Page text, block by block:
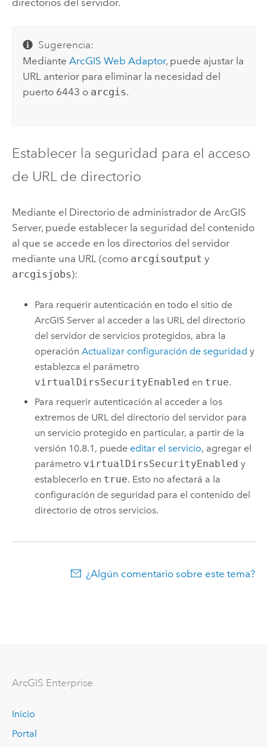
directorios del servidor.
Sugerencia:
MedianteArcGIS Web Adaptor, puede ajustar la
URL anterior para eliminar la necesidad del
puerto 6443 o arcgis.
Establecer la seguridad para el acceso
de URL de directorio
Mediante el Directorio de administrador de ArcGIS
Server, puede establecer la seguridad del contenido
al que se accede en los directorios del servidor
mediante una URL (como arcgisoutput y
arcgisjobs):
Para requerir autenticación en todo el sitio de
ArcGIS Server al acceder a las URL del directorio
del servidor de servicios protegidos, abra la
operaciónActualizar configuración de seguridad y
establezca el parámetro
virtualDirsSecurityEnabled en true.
Para requerir autenticación al acceder a los
extremos de URL del directorio del servidor para
un servicio protegido en particular, a partir de la
versión 10.8.1, puede editar el servicio, agregar el
parámetro virtualDirsSecurityEnabled y
establecerlo en true. Esto no afectará a la
configuración de seguridad para el contenido del
directorio de otros servicios.
¿Algún comentario sobre este tema?
ArcGIS Enterprise
Inicio
Portal